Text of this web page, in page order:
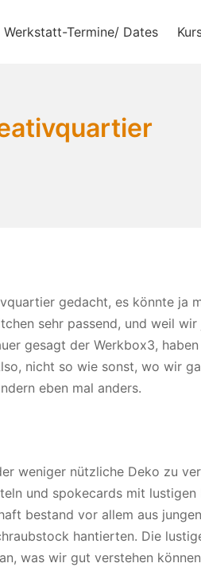
e.V.
Werkstatt-Termine/ Dates
gedacht, es könnte ja
sehr passend, und weil
gesagt der Werkbox3,
nicht so wie sonst, wo wir
eben mal anders.
weniger nützliche Deko zu
und spokecards mit
bestand vor allem aus
hantierten. Die
was wir gut verstehen